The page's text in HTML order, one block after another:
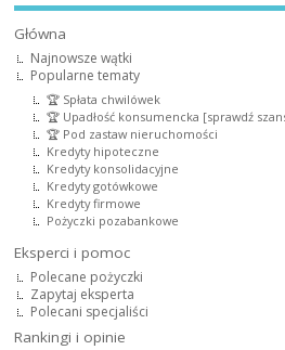
Główna
Najnowsze wątki
Popularne tematy
🏆 Spłata chwilówek
🏆 Upadłość konsumencka [sprawdź
🏆 Pod zastaw nieruchomości
Kredyty hipoteczne
Kredyty konsolidacyjne
Kredyty gotówkowe
Kredyty firmowe
Pożyczki pozabankowe
Eksperci i pomoc
Polecane pożyczki
Zapytaj eksperta
Polecani specjaliści
Rankingi i opinie